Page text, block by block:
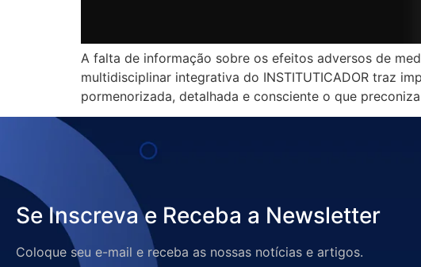
A falta de informação sobre os efeitos adversos de
multidisciplinar integrativa do INSTITUTICADOR traz
pormenorizada, detalhada e consciente o que
Se Inscreva e Receba a Newsletter
Coloque seu e-mail e receba as nossas notícias e artigos.